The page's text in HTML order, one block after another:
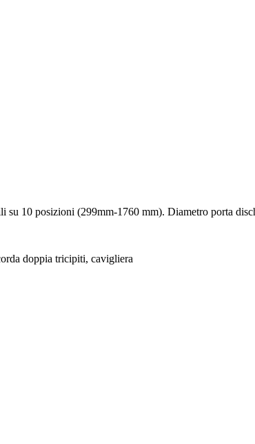
su 10 posizioni (299mm-1760 mm). Diametro porta
doppia tricipiti, cavigliera